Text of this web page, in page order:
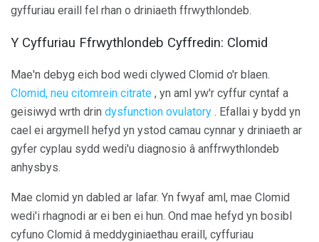
gyffuriau eraill fel rhan o driniaeth ffrwythlondeb.
Y Cyffuriau Ffrwythlondeb Cyffredin: Clomid
Mae'n debyg eich bod wedi clywed Clomid o'r blaen.
Clomid, neu citomrein citrate , yn aml yw'r cyffur cyntaf a
geisiwyd wrth drin dysfunction ovulatory . Efallai y bydd yn
cael ei argymell hefyd yn ystod camau cynnar y driniaeth ar
gyfer cyplau sydd wedi'u diagnosio â anffrwythlondeb
anhysbys.
Mae clomid yn dabled ar lafar. Yn fwyaf aml, mae Clomid
wedi'i rhagnodi ar ei ben ei hun. Ond mae hefyd yn bosibl
cyfuno Clomid â meddyginiaethau eraill, cyffuriau